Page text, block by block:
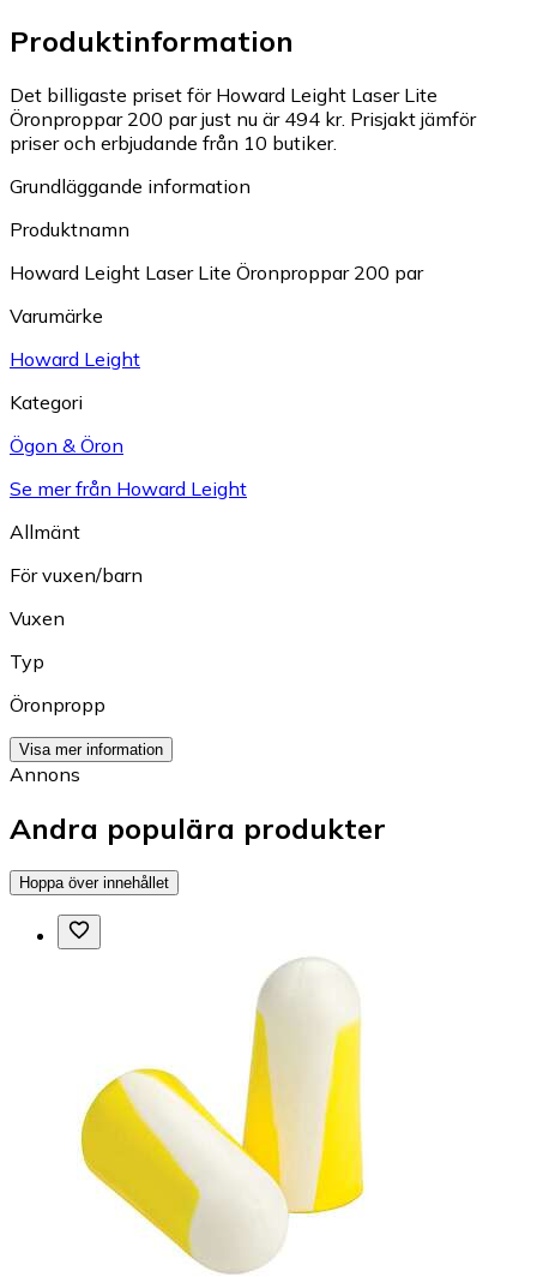
Produktinformation
Det billigaste priset för Howard Leight Laser Lite
Öronproppar 200 par just nu är 494 kr. Prisjakt jämför
priser och erbjudande från 10 butiker.
Grundläggande information
Produktnamn
Howard Leight Laser Lite Öronproppar 200 par
Varumärke
Howard Leight
Kategori
Ögon & Öron
Se mer från Howard Leight
Allmänt
För vuxen/barn
Vuxen
Typ
Öronpropp
Visa mer information
Annons
Andra populära produkter
Hoppa över innehållet